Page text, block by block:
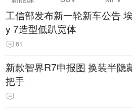
工信部发布新一轮新车公告
y 7造型低趴宽体
61
新款智界R7申报图 换装半隐
把手